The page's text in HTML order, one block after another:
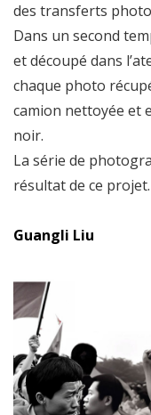
des transferts
Dans un second
et découpé dans
chaque photo
camion nettoyée et
noir.
La série de
résultat de ce projet.
Guangli Liu